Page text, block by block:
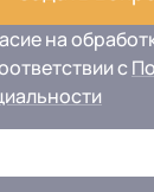
на
с